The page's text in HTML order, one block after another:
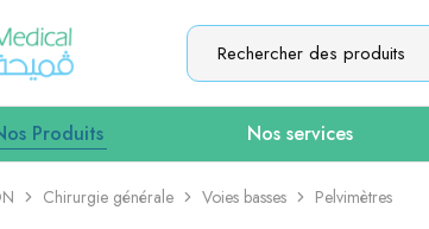
Produits Nos services
Chirurgie générale Voies basses Pelvimètres